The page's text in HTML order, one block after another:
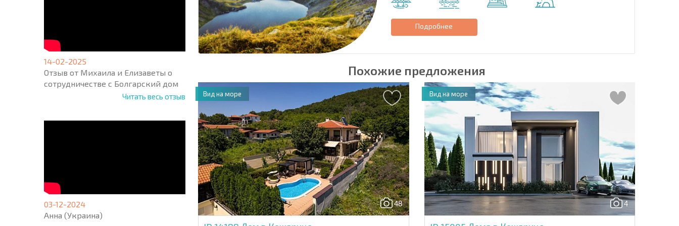
14-02-2025
Отзыв от Михаила и Елизаветы о
сотрудничестве с Болгарский дом
Читать весь отзыв
03-12-2024
Анна (Украина)
Отправить сообщение
Подробнее
Похожие предложения
48
Вид на море
4
Вид на море